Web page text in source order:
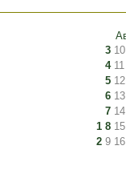
3 10
4 11
5 12
6 13
7 14
1 8 15
2 9 16